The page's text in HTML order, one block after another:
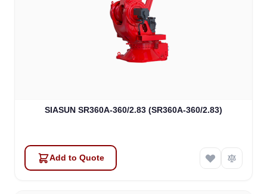
SIASUN SR360A-360/2.83 (SR360A-360/2.83)
Add to Quote